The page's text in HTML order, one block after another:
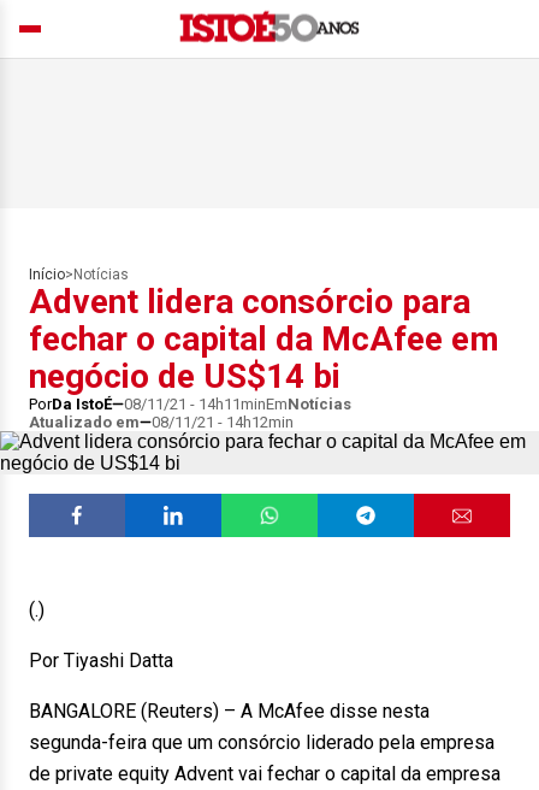
Início> Notícias
Advent lidera consórcio para
fechar o capital da McAfee em
negócio de US$14 bi
PorDa IstoÉ 08/11/21 - 14h11minEmNotícias
Atualizado em
08/11/21 - 14h12min
(.)
Por Tiyashi Datta
BANGALORE (Reuters) – A McAfee disse nesta
segunda-feira que um consórcio liderado pela empresa
de private equity Advent vai fechar o capital da empresa